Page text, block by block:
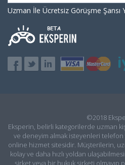
Uzman İle Ücretsiz Görüşme Şansı
©2018
Eksperin, belirli kategorilerde uzman
ve deneyim almak isteyenleri
online hizmet sitesidir. Müşterilerin,
kolay ve daha hızlı yoldan
şirket veya bir hukuk şirketi olmayıp